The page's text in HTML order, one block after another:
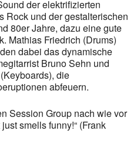
der elektrifizierten
Rock und der gestalterischen
80er Jahre, dazu eine gute
Mathias Friedrich (Drums)
dabei das dynamische
Bruno Sehn und
die
abfeuern.
Session Group nach wie vor
smells funny!“ (Frank